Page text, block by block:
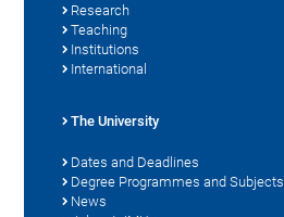
Research
Teaching
Institutions
International
The University
Dates and Deadlines
Degree Programmes and Subjects
News